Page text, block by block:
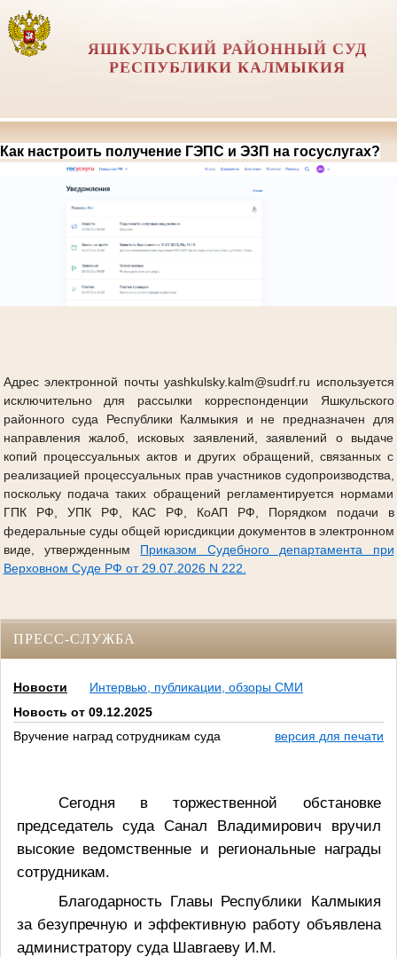
ЯШКУЛЬСКИЙ РАЙОННЫЙ СУД
РЕСПУБЛИКИ КАЛМЫКИЯ
Как настроить получение ГЭПС и ЭЗП на госуслугах?
Адрес электронной почты yashkulsky.kalm@sudrf.ru используется
исключительно для рассылки корреспонденции Яшкульского
районного суда Республики Калмыкия и не предназначен для
направления жалоб, исковых заявлений, заявлений о выдаче
копий процессуальных актов и других обращений, связанных с
реализацией процессуальных прав участников судопроизводства,
поскольку подача таких обращений регламентируется нормами
ГПК РФ, УПК РФ, КАС РФ, КоАП РФ, Порядком подачи в
федеральные суды общей юрисдикции документов в электронном
виде, утвержденным Приказом Судебного департамента при
Верховном Суде РФ от 29.07.2026 N 222.
ПРЕСС-СЛУЖБА
Новости
Интервью, публикации, обзоры СМИ
Новость от 09.12.2025
Вручение наград сотрудникам суда
версия для печати
Сегодня в торжественной обстановке
председатель суда Санал Владимирович вручил
высокие ведомственные и региональные награды
сотрудникам.
Благодарность Главы Республики Калмыкия
за безупречную и эффективную работу объявлена
администратору суда Шавгаеву И.М.